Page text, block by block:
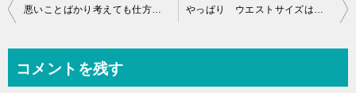
投
ビ
悪いことばかり考えても仕方ないんだもん♪ やっぱり ウエストサイズは気になりますよね？
コメントを残す